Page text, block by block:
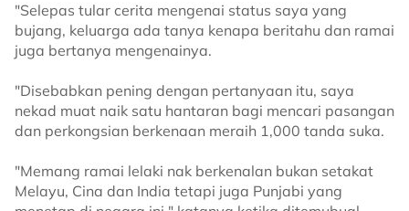
"Selepas tular cerita mengenai status saya yang
bujang, keluarga ada tanya kenapa beritahu dan ramai
juga bertanya mengenainya.
"Disebabkan pening dengan pertanyaan itu, saya
nekad muat naik satu hantaran bagi mencari pasangan
dan perkongsian berkenaan meraih 1,000 tanda suka.
"Memang ramai lelaki nak berkenalan bukan setakat
Melayu, Cina dan India tetapi juga Punjabi yang